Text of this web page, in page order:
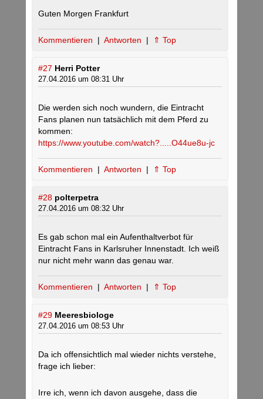
Guten Morgen Frankfurt
Kommentieren | Antworten | ⇑ Top
#27 Herri Potter
27.04.2016 um 08:31 Uhr
Die werden sich noch wundern, die Eintracht
Fans planen nun tatsächlich mit dem Pferd zu
kommen:
https://www.youtube.com/watch?.....O44ue8u-jc
Kommentieren | Antworten | ⇑ Top
#28 polterpetra
27.04.2016 um 08:32 Uhr
Es gab schon mal ein Aufenthaltverbot für
Eintracht Fans in Karlsruher Innenstadt. Ich weiß
nur nicht mehr wann das genau war.
Kommentieren | Antworten | ⇑ Top
#29 Meeresbiologe
27.04.2016 um 08:53 Uhr
Da ich offensichtlich mal wieder nichts verstehe,
frage ich lieber:
Irre ich, wenn ich davon ausgehe, dass die